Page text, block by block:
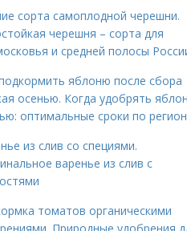
сорта самоплодной черешни.
черешня – сорта для
и средней полосы
яблоню после сбора
осенью. Когда удобрять
оптимальные сроки по
из слив со специями.
варенье из слив с
томатов органическими